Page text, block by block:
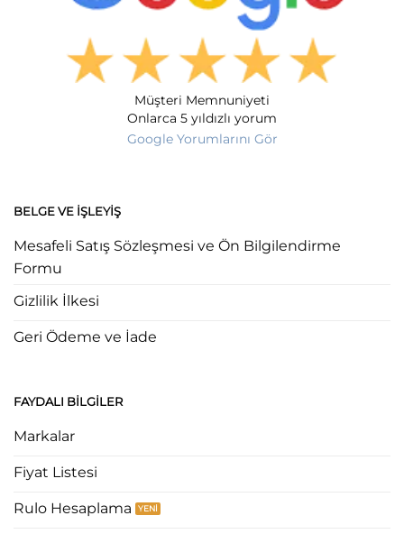
Müşteri Memnuniyeti
Onlarca 5 yıldızlı yorum
Google Yorumlarını Gör
BELGE VE İŞLEYIŞ
Mesafeli Satış Sözleşmesi ve Ön Bilgilendirme
Formu
Gizlilik İlkesi
Geri Ödeme ve İade
FAYDALI BILGILER
Markalar
Fiyat Listesi
Rulo Hesaplama